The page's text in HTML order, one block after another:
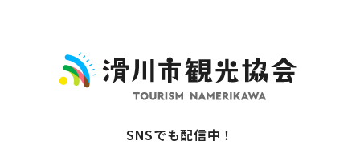
SNSでも配信中！